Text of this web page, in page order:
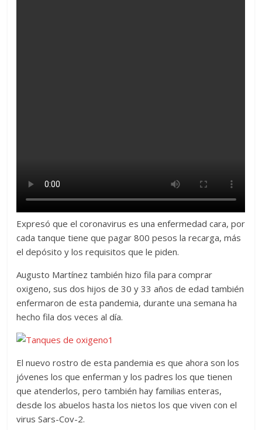
Expresó que el coronavirus es una enfermedad cara, por
cada tanque tiene que pagar 800 pesos la recarga, más
el depósito y los requisitos que le piden.
Augusto Martínez también hizo fila para comprar
oxigeno, sus dos hijos de 30 y 33 años de edad también
enfermaron de esta pandemia, durante una semana ha
hecho fila dos veces al día.
El nuevo rostro de esta pandemia es que ahora son los
jóvenes los que enferman y los padres los que tienen
que atenderlos, pero también hay familias enteras,
desde los abuelos hasta los nietos los que viven con el
virus Sars-Cov-2.